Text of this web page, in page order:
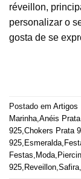
réveillon,
personalizar o
gosta de se
Postado em Artigos
Marinha Anéis
925 Chokers Prata
925 Esmeralda
Festas Moda
925 Reveillon Safira